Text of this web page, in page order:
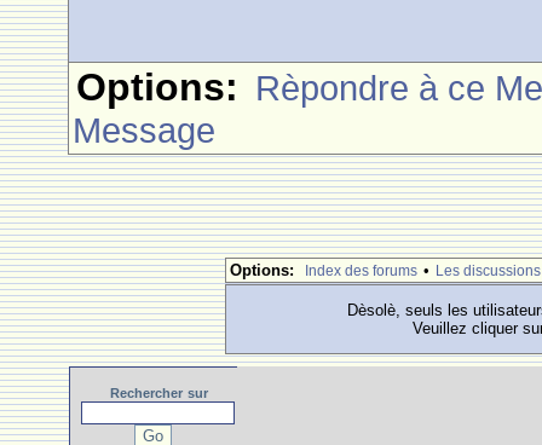
Options: Rèpondre à ce
Message
Options: Index des forums • Les discussions
Dèsolè, seuls les
Veuillez cliquer
Rechercher sur